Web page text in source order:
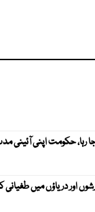
رہا، حکومت اپنی
بارشوں اور دریاؤں میں